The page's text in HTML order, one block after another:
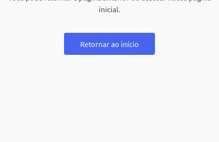
inicial.
Retornar ao início